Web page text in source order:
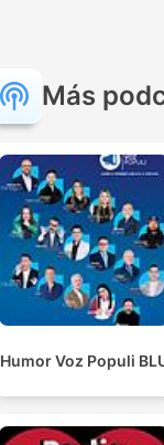
Más
Humor Voz Populi